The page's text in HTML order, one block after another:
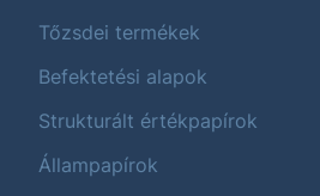
Tőzsdei termékek
Befektetési alapok
Strukturált értékpapírok
Állampapírok